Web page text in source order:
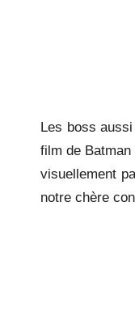
Les boss
film de Batman
visuellement
notre chère